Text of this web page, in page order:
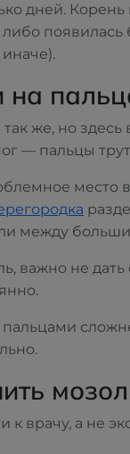
дней.
появилась
на
же, но
— пальцы
место
между
важно не
к врачу, а не